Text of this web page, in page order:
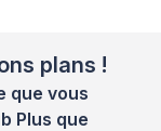
plans !
que vous
Plus que